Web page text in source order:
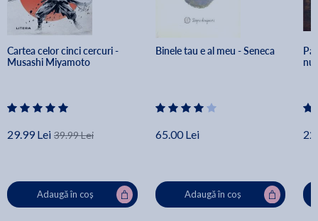
Cartea celor cinci cercuri -
Musashi Miyamoto
29.99 Lei 39.99 Lei
Adaugă în coș
Binele tau e al meu - Seneca
65.00 Lei
Adaugă în coș